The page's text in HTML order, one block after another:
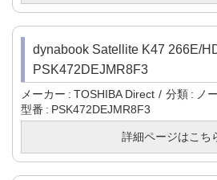
dynabook Satellite K47 266E/
PSK472DEJMR8F3
メーカー TOSHIBA Direct 分類
ノ
型番
PSK472DEJMR8F3
詳細ページはこち